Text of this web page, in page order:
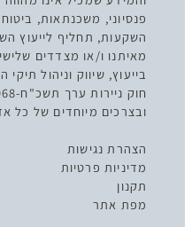
פנסיוני, משכנתאות,
השקעות, תחליף לייעוץ
מאיתנו ו/או מצדדים
ובצרכים מיוחדים של כל
הצהרת נגישות
מדיניות פרטיות
תקנון
מפת אתר